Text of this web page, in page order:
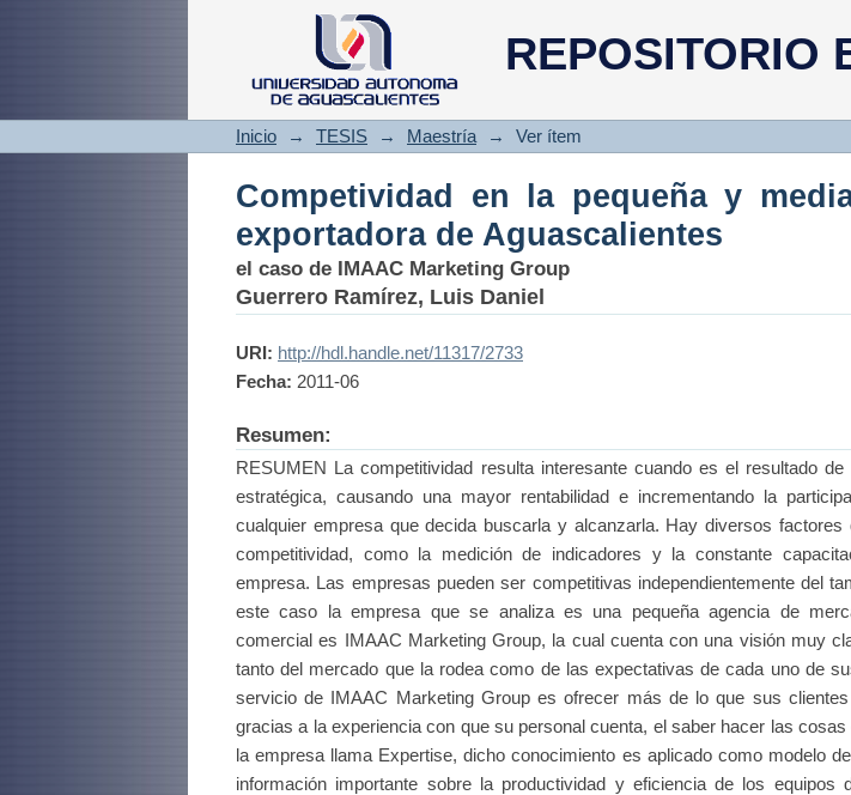
REPOSITORIO
Competividad en la pequeña y
Aguascalientes
Inicio → TESIS → Maestría → Ver ítem
Competividad en la pequeña y
exportadora de Aguascalientes
el caso de IMAAC Marketing Group
Guerrero Ramírez, Luis Daniel
URI: http://hdl.handle.net/11317/2733
Fecha: 2011-06
Resumen:
RESUMEN La competitividad resulta interesante cuando es el resultado
estratégica, causando una mayor rentabilidad e incrementando la
cualquier empresa que decida buscarla y alcanzarla. Hay diversos factores
competitividad, como la medición de indicadores y la constante
empresa. Las empresas pueden ser competitivas independientemente del
este caso la empresa que se analiza es una pequeña agencia de
comercial es IMAAC Marketing Group, la cual cuenta con una visión muy
tanto del mercado que la rodea como de las expectativas de cada uno de
servicio de IMAAC Marketing Group es ofrecer más de lo que sus
gracias a la experiencia con que su personal cuenta, el saber hacer las
la empresa llama Expertise, dicho conocimiento es aplicado como modelo
información importante sobre la productividad y eficiencia de los equipos